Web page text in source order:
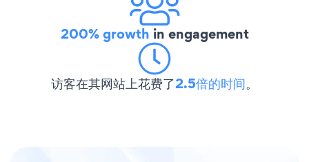
200% growth in engagement
访客在其网站上花费了2.5倍的时间。